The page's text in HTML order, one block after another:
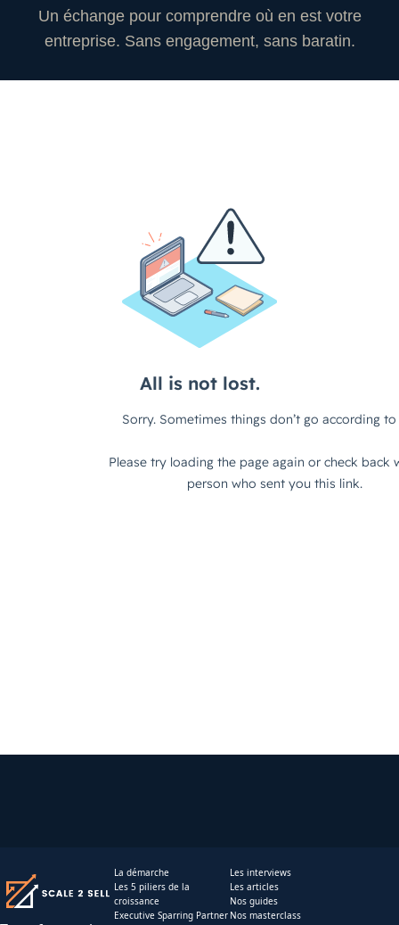
Un échange pour comprendre où en est votre
entreprise. Sans engagement, sans baratin.
La démarche
Les 5 piliers de la
croissance
Executive Sparring Partner
Les interviews
Les articles
Nos guides
Nos masterclass